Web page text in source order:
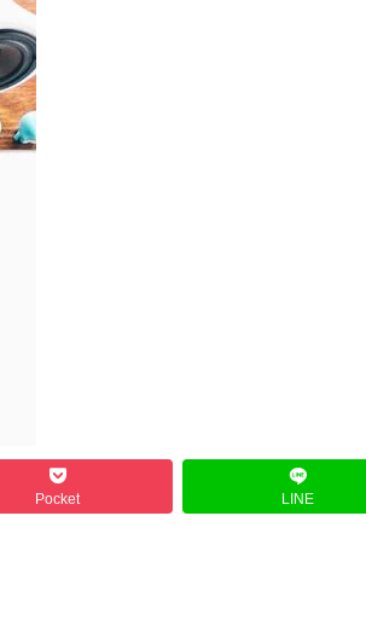
Pocket LINE